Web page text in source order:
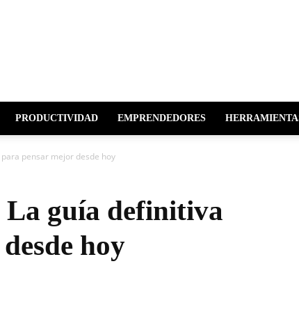
PRODUCTIVIDAD EMPRENDEDORES
pensar mejor desde hoy
La guía definitiva
hoy